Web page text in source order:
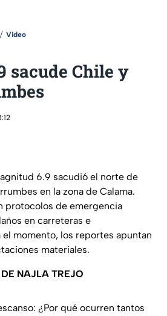
Video
sacude Chile y
6.9 sacudió el norte de
en la zona de Calama.
protocolos de emergencia
en carreteras e
momento, los reportes apuntan
materiales.
NAJLA TREJO
¿Por qué ocurren tantos